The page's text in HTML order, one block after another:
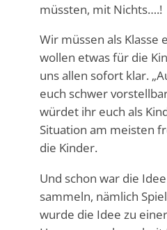
müssten, mit Nichts….!
Wir müssen als Klasse
wollen etwas für die
uns allen sofort klar.
euch schwer
würdet ihr euch als
Situation am meisten
die Kinder.
Und schon war die
sammeln, nämlich
wurde die Idee zu einer